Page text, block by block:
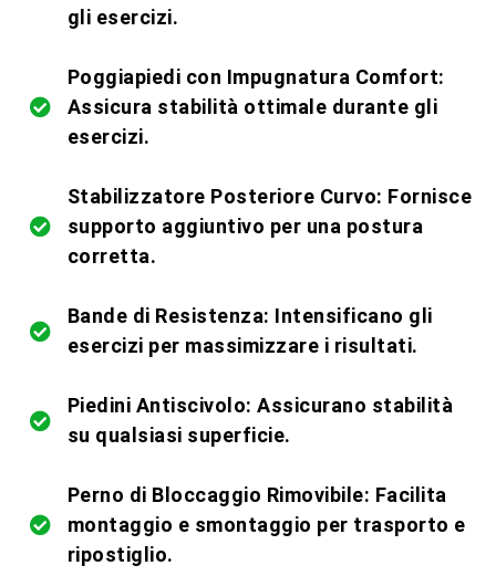
gli esercizi.
Poggiapiedi con Impugnatura Comfort:
Assicura stabilità ottimale durante gli
esercizi.
Stabilizzatore Posteriore Curvo: Fornisce
supporto aggiuntivo per una postura
corretta.
Bande di Resistenza: Intensificano gli
esercizi per massimizzare i risultati.
Piedini Antiscivolo: Assicurano stabilità
su qualsiasi superficie.
Perno di Bloccaggio Rimovibile: Facilita
montaggio e smontaggio per trasporto e
ripostiglio.